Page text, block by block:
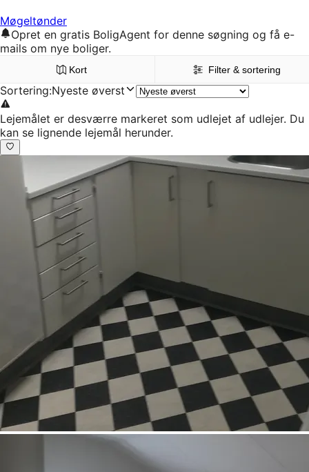
Møgeltønder
Opret en gratis BoligAgent for denne søgning og få e-
mails om nye boliger.
Kort Filter & sortering
Sortering:Nyeste øverst
Lejemålet er desværre markeret som udlejet af udlejer. Du
kan se lignende lejemål herunder.